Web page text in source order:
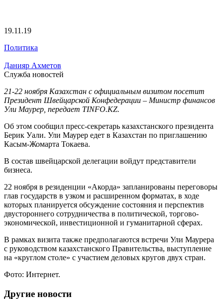
19.11.19
Политика
Данияр Ахметов
Служба новостей
21-22 ноября Казахстан с официальным визитом посетит
Президент Швейцарской Конфедерации – Министр финансов
Ули Маурер, передает TINFO.KZ.
Об этом сообщил пресс-секретарь казахстанского президента
Берик Уали. Ули Маурер едет в Казахстан по приглашению
Касым-Жомарта Токаева.
В состав швейцарской делегации войдут представители
бизнеса.
22 ноября в резиденции «Акорда» запланированы переговоры
глав государств в узком и расширенном форматах, в ходе
которых планируется обсуждение состояния и перспектив
двустороннего сотрудничества в политической, торгово-
экономической, инвестиционной и гуманитарной сферах.
В рамках визита также предполагаются встречи Ули Маурера
с руководством казахстанского Правительства, выступление
на «круглом столе» с участием деловых кругов двух стран.
Фото: Интернет.
Другие новости